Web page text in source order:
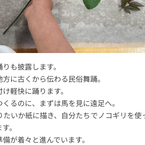
も披露します。
に古くから伝わる民俗舞踊。
軽快に踊ります。
るのに、まずは馬を見に遠足へ。
たいか紙に描き、自分たちでノコギリを
。
が着々と進んでいます。